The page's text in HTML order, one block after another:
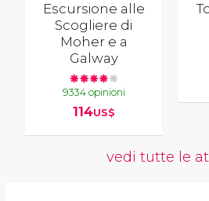
Escursione alle
Scogliere di
Moher e a
Galway
9334 opinioni
114US$
vedi tutte le